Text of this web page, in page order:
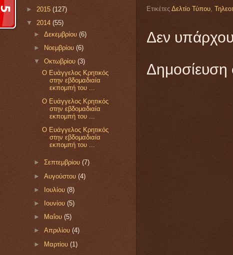
Ετικέτες Δελτίο Τύπου,
Δεν
Δημοσίευση
► 2015 (127)
▼ 2014 (55)
►Δεκεμβρίου(6)
►
Νοεμβρίου(6)
▼Οκτωβρίου(3)
Ο Ευάγγελος Κρητικός
στην εβδομαδιαία
εκπομπή του ...
Ο Ευάγγελος Κρητικός
στην εβδομαδιαία
εκπομπή του ...
Ο Ευάγγελος Κρητικός
στην εβδομαδιαία
εκπομπή του ...
►Σεπτεμβρίου(7)
►Αυγούστου(4)
►
Ιουλίου(8)
►
Ιουνίου(5)
►
Μαΐου(5)
►Απριλίου(4)
► Μαρτίου(1)